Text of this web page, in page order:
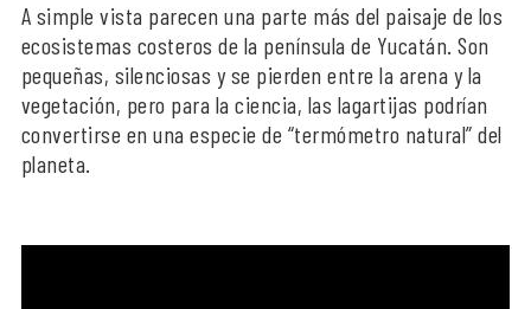
A simple vista parecen una parte más del paisaje de los
ecosistemas costeros de la península de Yucatán. Son
pequeñas, silenciosas y se pierden entre la arena y la
vegetación, pero para la ciencia, las lagartijas podrían
convertirse en una especie de “termómetro natural” del
planeta.